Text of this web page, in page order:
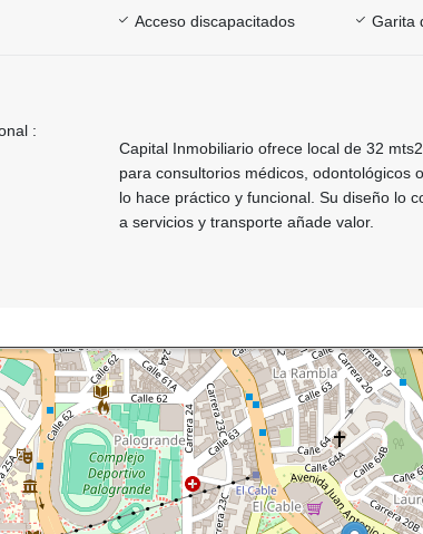
Acceso discapacitados
Garita
:
Capital Inmobiliario ofrece local de 32
para consultorios médicos, odontológicos
lo hace práctico y funcional. Su diseño lo
a servicios y transporte añade valor.